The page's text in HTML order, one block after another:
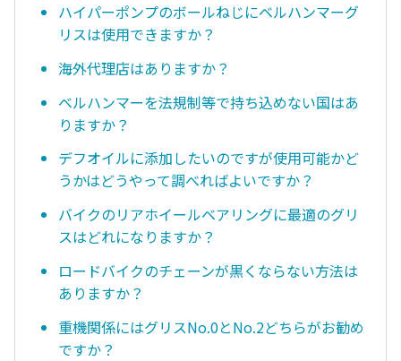
ハイパーポンプのボールねじにベルハンマーグ
リスは使用できますか？
海外代理店はありますか？
ベルハンマーを法規制等で持ち込めない国はあ
りますか？
デフオイルに添加したいのですが使用可能かど
うかはどうやって調べればよいですか？
バイクのリアホイールベアリングに最適のグリ
スはどれになりますか？
ロードバイクのチェーンが黒くならない方法は
ありますか？
重機関係にはグリスNo.0とNo.2どちらがお勧め
ですか？